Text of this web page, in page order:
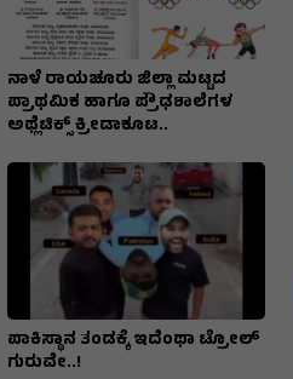
ನಾಳೆ ರಾಯಚೂರು ಜಿಲ್ಲಾ ಮಟ್ಟದ
ಪ್ರಾಥಮಿಕ ಹಾಗೂ ಪ್ರೌಢಶಾಲೆಗಳ
ಅಥ್ಲೆಟಿಕ್ಸ್ ಕ್ರೀಡಾಕೂಟ..
ಪಾಕಿಸ್ಥಾನ ತಂಡಕ್ಕೆ ಇದೆಂಥಾ ಟ್ರೋಲ್
ಗುರುವೇ..!